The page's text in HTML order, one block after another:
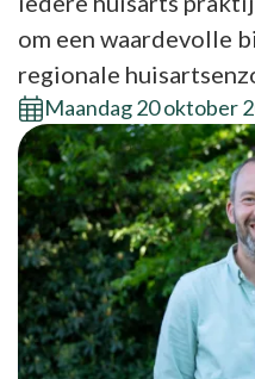
om een waardevolle
regionale
Maandag 20 oktober